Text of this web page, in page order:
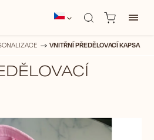
/ VNITŘNÍ PŘEDĚLOVACÍ KAPSA